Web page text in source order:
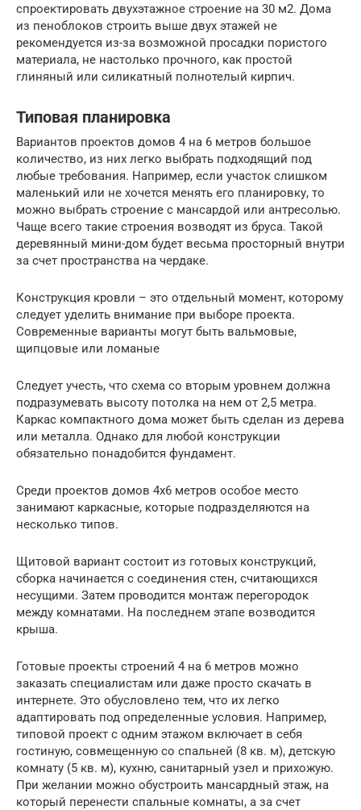
спроектировать двухэтажное строение на 30 м2. Дома
из пеноблоков строить выше двух этажей не
рекомендуется из-за возможной просадки пористого
материала, не настолько прочного, как простой
глиняный или силикатный полнотелый кирпич.
Типовая планировка
Вариантов проектов домов 4 на 6 метров большое
количество, из них легко выбрать подходящий под
любые требования. Например, если участок слишком
маленький или не хочется менять его планировку, то
можно выбрать строение с мансардой или антресолью.
Чаще всего такие строения возводят из бруса. Такой
деревянный мини-дом будет весьма просторный внутри
за счет пространства на чердаке.
Конструкция кровли – это отдельный момент, которому
следует уделить внимание при выборе проекта.
Современные варианты могут быть вальмовые,
щипцовые или ломаные
Следует учесть, что схема со вторым уровнем должна
подразумевать высоту потолка на нем от 2,5 метра.
Каркас компактного дома может быть сделан из дерева
или металла. Однако для любой конструкции
обязательно понадобится фундамент.
Среди проектов домов 4х6 метров особое место
занимают каркасные, которые подразделяются на
несколько типов.
Щитовой вариант состоит из готовых конструкций,
сборка начинается с соединения стен, считающихся
несущими. Затем проводится монтаж перегородок
между комнатами. На последнем этапе возводится
крыша.
Готовые проекты строений 4 на 6 метров можно
заказать специалистам или даже просто скачать в
интернете. Это обусловлено тем, что их легко
адаптировать под определенные условия. Например,
типовой проект с одним этажом включает в себя
гостиную, совмещенную со спальней (8 кв. м), детскую
комнату (5 кв. м), кухню, санитарный узел и прихожую.
При желании можно обустроить мансардный этаж, на
который перенести спальные комнаты, а за счет